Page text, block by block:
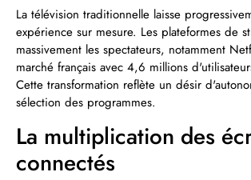
La télévision traditionnelle laisse
expérience sur mesure. Les plateformes de
massivement les spectateurs, notamment
marché français avec 4,6 millions
Cette transformation reflète un désir
sélection des programmes.
La multiplication des
connectés